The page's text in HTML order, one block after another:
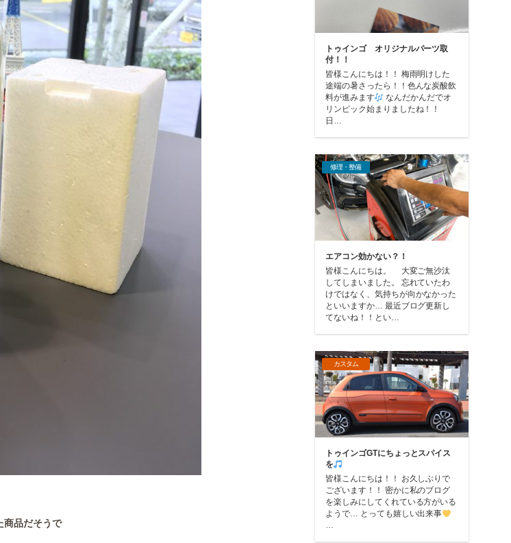
商品だそうで
トゥインゴ オリジナルパーツ取
付！！
皆様こんにちは！！ 梅雨明けした
途端の暑さったら！！色んな炭酸飲
料が進みます
なんだかんだでオ
リンピック始まりましたね！！
日…
修理・整備
エアコン効かない？！
皆様こんにちは。 大変ご無沙汰
してしまいました。 忘れていたわ
けではなく、気持ちが向かなかった
といいますか… 最近ブログ更新し
てないね！！とい…
カスタム
トゥインゴGTにちょっとスパイス
を
皆様こんにちは！！ お久しぶりで
ございます！！ 密かに私のブログ
を楽しみにしてくれている方がいる
ようで… とっても嬉しい出来事
…